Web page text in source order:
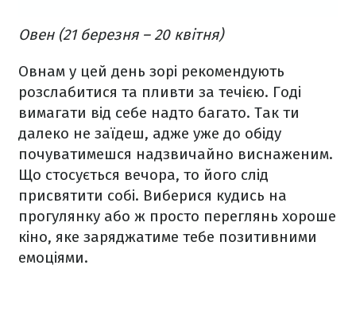
Овен (21 березня – 20 квітня)
Овнам у цей день зорі рекомендують
розслабитися та пливти за течією. Годі
вимагати від себе надто багато. Так ти
далеко не заїдеш, адже уже до обіду
почуватимешся надзвичайно виснаженим.
Що стосується вечора, то його слід
присвятити собі. Виберися кудись на
прогулянку або ж просто переглянь хороше
кіно, яке заряджатиме тебе позитивними
емоціями.